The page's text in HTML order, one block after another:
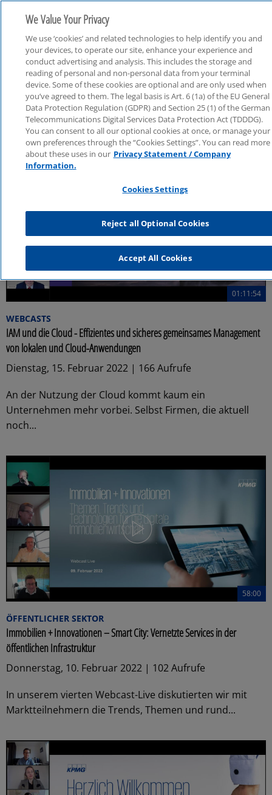
Webcast Live
01:11:54
WEBCASTS
IAM und die Cloud - Effizientes und sicheres gemeinsames Management
von lokalen und Cloud-Anwendungen
Dienstag, 15. Februar 2022 | 166 Aufrufe
An der Nutzung der Cloud kommt kaum ein
Unternehmen mehr vorbei. Selbst Firmen, die aktuell
noch...
58:00
ÖFFENTLICHER SEKTOR
Immobilien + Innovationen – Smart City: Vernetzte Services in der
öffentlichen Infrastruktur
Donnerstag, 10. Februar 2022 | 102 Aufrufe
In unserem vierten Webcast-Live diskutierten wir mit
Marktteilnehmern die Trends, Themen und rund...
We Value Your Privacy
We use ‘cookies’ and related technologies to help identify you and
your devices, to operate our site, enhance your experience and
conduct advertising and analysis. This includes the storage and
reading of personal and non-personal data from your terminal
device. Some of these cookies are optional and are only used when
you’ve agreed to them. The legal basis is Art. 6 (1a) of the EU General
Data Protection Regulation (GDPR) and Section 25 (1) of the German
Telecommunications Digital Services Data Protection Act (TDDDG).
You can consent to all our optional cookies at once, or manage your
own preferences through the “Cookies Settings”. You can read more
about these uses in our Privacy Statement / Company
Information.
Cookies Settings
Reject all Optional Cookies
Accept All Cookies